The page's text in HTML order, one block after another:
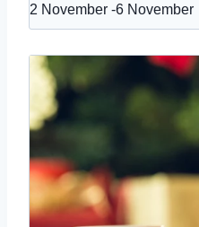
2 November -6 November